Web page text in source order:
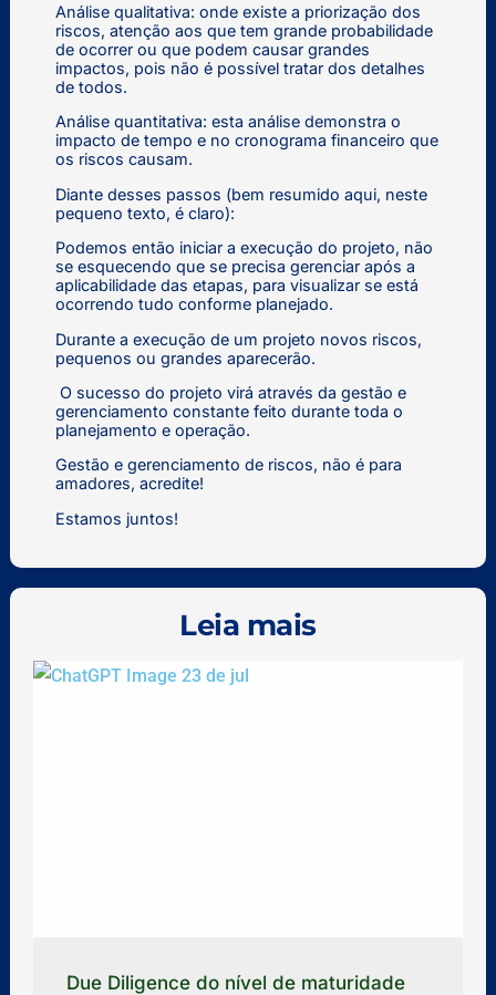
Análise qualitativa: onde existe a priorização dos
riscos, atenção aos que tem grande probabilidade
de ocorrer ou que podem causar grandes
impactos, pois não é possível tratar dos detalhes
de todos.
Análise quantitativa: esta análise demonstra o
impacto de tempo e no cronograma financeiro que
os riscos causam.
Diante desses passos (bem resumido aqui, neste
pequeno texto, é claro):
Podemos então iniciar a execução do projeto, não
se esquecendo que se precisa gerenciar após a
aplicabilidade das etapas, para visualizar se está
ocorrendo tudo conforme planejado.
Durante a execução de um projeto novos riscos,
pequenos ou grandes aparecerão.
O sucesso do projeto virá através da gestão e
gerenciamento constante feito durante toda o
planejamento e operação.
Gestão e gerenciamento de riscos, não é para
amadores, acredite!
Estamos juntos!
Leia mais
Due Diligence do nível de maturidade